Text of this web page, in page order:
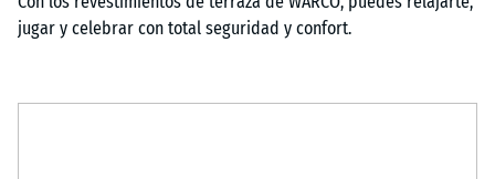
jugar y celebrar con total seguridad y confort.